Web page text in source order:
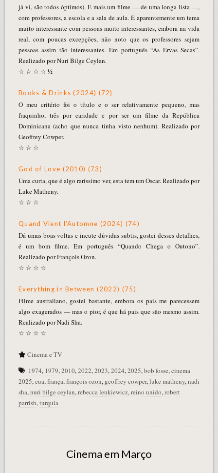
já vi, são todos óptimos). E mais um filme — de uma longa lista —,
com professores, a escola e a sala de aula. É aparentemente um tema
muito interessante com pessoas muito interessantes, embora na vida
real, com poucas excepções, não noto que os professores sejam
pessoas assim tão interessantes. Em português “As Ervas Secas”.
Realizado por Nuri Bilge Ceylan.
☆ ☆ ☆ ☆ ½
Books & Drinks (2024) (72)
O meu critério foi o título e o ser relativamente pequeno, mas
fraquinho, três por caridade e por ser um filme da República
Dominicana (acho que nunca tinha visto nenhum). Realizado por
Geoffrey Cowper.
☆ ☆ ☆
God of Love (2010) (73)
Uma curta, que é algo raríssimo ver, esta tem um Oscar. Realizado por
Luke Matheny.
☆ ☆ ☆
Quand Vient l’Automne (2024) (74)
Dá umas boas voltas e incute dúvidas subtis, gostei desses detalhes,
é um bom filme. Em português “Quando Chega o Outono”.
Realizado por François Ozon.
☆ ☆ ☆ ☆
Everything in Between (2022) (75)
Filme australiano, gostei bastante, embora os pais me parecessem
algo exagerados — mas o pior, é que há pais que são mesmo assim.
Realizado por Nadi Sha.
☆ ☆ ☆ ☆
Cinema e TV
1974, 1979,2010,2022,2023,2024,2025,bob fosse,cinema
2025,eua,frança,françois ozon, geoffrey cowper,luke matheny,nadi
sha,nuri bilge ceylan,rebecca lenkiewicz,reino unido,robert
parrish,turquia
Cinema em Março